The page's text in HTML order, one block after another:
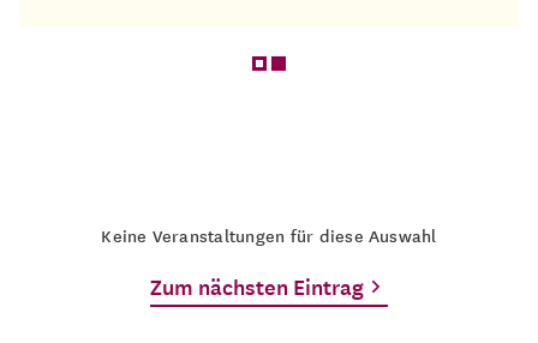
Keine Veranstaltungen für diese Auswahl
Zum nächsten Eintrag